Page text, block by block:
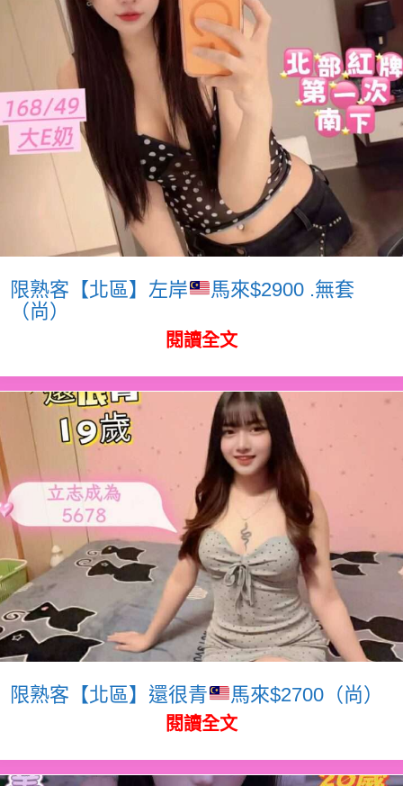
限熟客【北區】左岸
馬來$2900 .無套
（尚）
閱讀全文
限熟客【北區】還很青 馬來$2700（尚）
閱讀全文